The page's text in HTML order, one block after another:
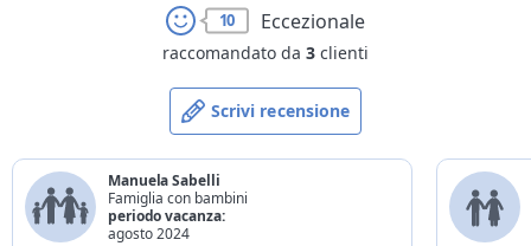
10 Eccezionale
raccomandato da 3 clienti
Scrivi recensione
Manuela Sabelli
Famiglia con bambini
periodo vacanza:
agosto 2024